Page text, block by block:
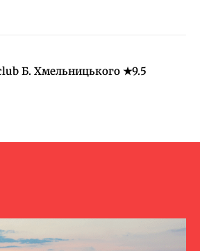
Б. Хмельницького ★9.5